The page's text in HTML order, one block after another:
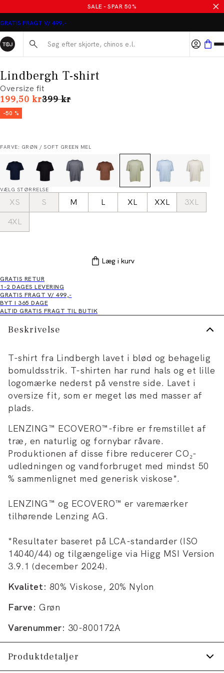
SALE - SPAR 50%
GRATIS FRAGT V/ 499,-
Søg her...
Lindbergh T-shirt
Oversize fit
199,50 krI alt (uden rabat)
399 kr
-50 %
FARVE: GRØN / SOFT GREEN MEL
VÆLG STØRRELSE
XS S M L XL XXL
3XL
4XL
Læg i kurv
GRATIS RETUR
1-2 DAGES LEVERING
GRATIS FRAGT V/ 499,-
BYT I 365 DAGE
ALTID GRATIS FRAGT TIL BUTIK
Beskrivelse
T-shirt fra Lindbergh lavet i blød og behagelig
bomuldsstrik. T-shirten har rund hals og et lille
logomærke nederst på venstre side. Lavet i
oversize fit, som er meget løs med masser af
plads.
LENZING™ ECOVERO™-fibre er fremstillet af
træ, en naturlig og fornybar råvare.
Produktionen af disse fibre reducerer CO₂-
udledningen og vandforbruget med mindst 50
% sammenlignet med generisk viskose*.
LENZING™ og ECOVERO™ er varemærker
tilhørende Lenzing AG.
*Resultater baseret på LCA-standarder (ISO
14040/44) og tilgængelige via Higg MSI Version
3.9.1 (december 2024).
Kvalitet: 80% Viskose, 20% Nylon
Farve: Grøn
Varenummer: 30-800172A
Produktdetaljer